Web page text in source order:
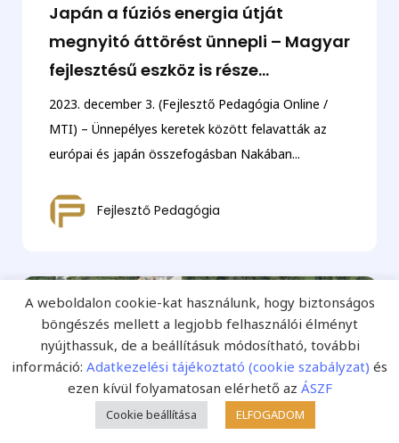
Japán a fúziós energia útját
megnyitó áttörést ünnepli – Magyar
fejlesztésű eszköz is része...
2023. december 3. (Fejlesztő Pedagógia Online /
MTI) – Ünnepélyes keretek között felavatták az
európai és japán összefogásban Nakában...
Fejlesztő Pedagógia
A weboldalon cookie-kat használunk, hogy biztonságos
böngészés mellett a legjobb felhasználói élményt
nyújthassuk, de a beállításuk módosítható, további
információ: Adatkezelési tájékoztató (cookie szabályzat) és
ezen kívül folyamatosan elérhető az ÁSZF
Cookie beállítása ELFOGADOM